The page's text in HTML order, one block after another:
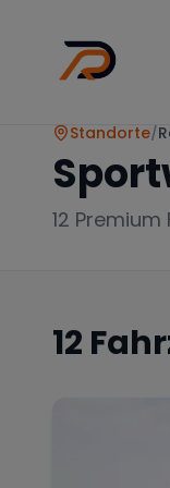
Standorte/
12 Premium
12